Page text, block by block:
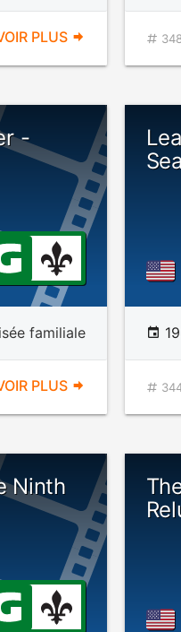
PLUS
-
familiale
PLUS
Ninth